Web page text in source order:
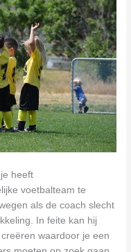
heeft
voetbalteam te
als de coach slecht
In feite kan hij
waardoor je een